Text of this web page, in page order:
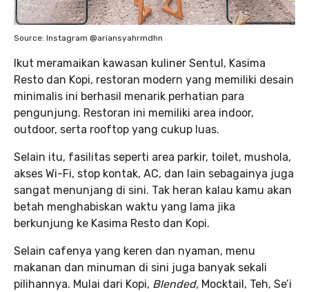
Source: Instagram @ariansyahrmdhn
Ikut meramaikan kawasan kuliner Sentul, Kasima
Resto dan Kopi, restoran modern yang memiliki desain
minimalis ini berhasil menarik perhatian para
pengunjung. Restoran ini memiliki area indoor,
outdoor, serta rooftop yang cukup luas.
Selain itu, fasilitas seperti area parkir, toilet, mushola,
akses Wi-Fi, stop kontak, AC, dan lain sebagainya juga
sangat menunjang di sini. Tak heran kalau kamu akan
betah menghabiskan waktu yang lama jika
berkunjung ke Kasima Resto dan Kopi.
Selain cafenya yang keren dan nyaman, menu
makanan dan minuman di sini juga banyak sekali
pilihannya. Mulai dari Kopi, Blended, Mocktail, Teh, Se’i